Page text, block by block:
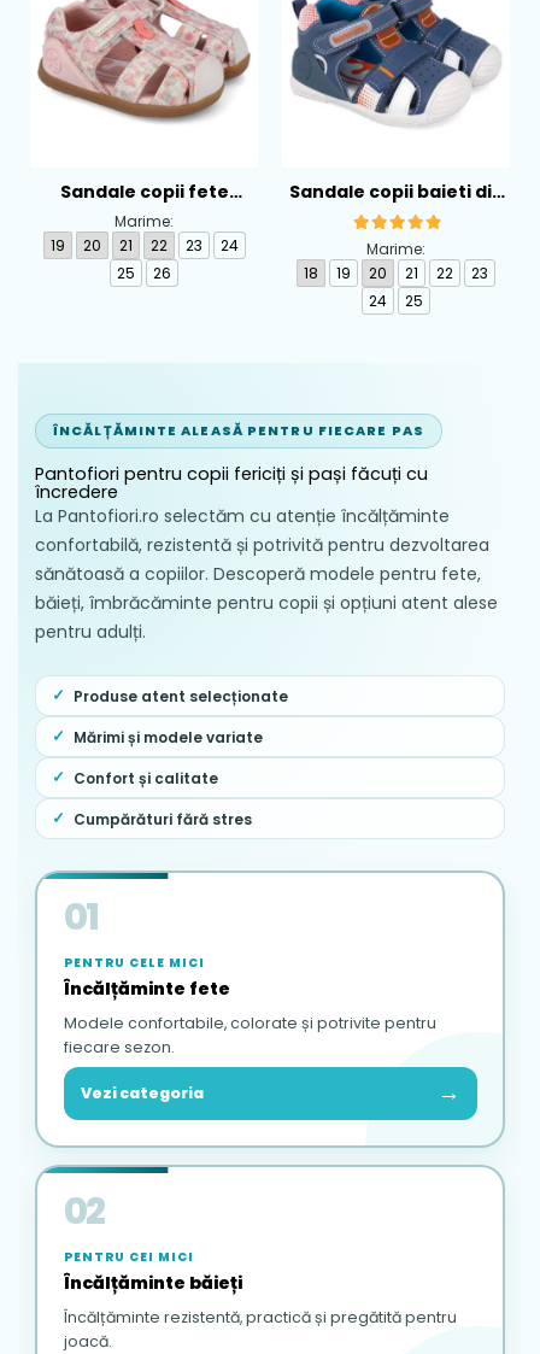
Sandale copii fete
calapod lat din textil
Biomecanics, Roz -
262193-A103
Marime:
19
20 21 22 23
24
25
26
Sandale copii baieti din
piele Biomecanics,
Albastru - 262124-A556
Marime:
18
19 20 21 22
23
24
25
ÎNCĂLȚĂMINTE ALEASĂ PENTRU FIECARE PAS
Pantofiori pentru copii fericiți și pași făcuți cu
încredere
La Pantofiori.ro selectăm cu atenție încălțăminte
confortabilă, rezistentă și potrivită pentru dezvoltarea
sănătoasă a copiilor. Descoperă modele pentru fete,
băieți, îmbrăcăminte pentru copii și opțiuni atent alese
pentru adulți.
Produse atent selecționate
Mărimi și modele variate
Confort și calitate
Cumpărături fără stres
01
PENTRU CELE MICI
Încălțăminte fete
Modele confortabile, colorate și potrivite pentru
fiecare sezon.
Vezi categoria →
02
PENTRU CEI MICI
Încălțăminte băieți
Încălțăminte rezistentă, practică și pregătită pentru
joacă.